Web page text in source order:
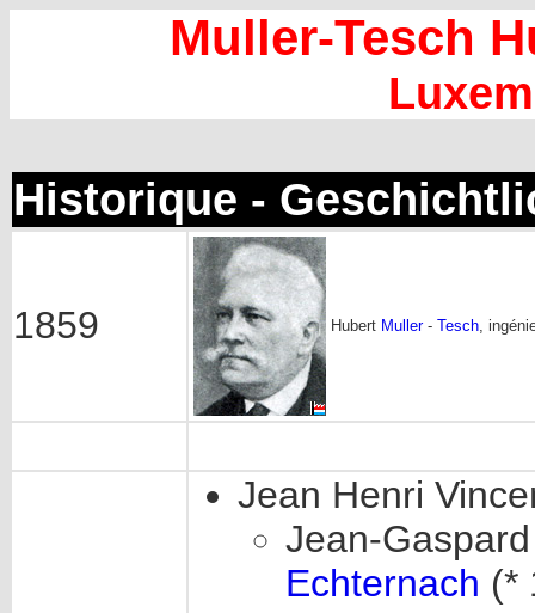
Muller-Tesch
Historique -
1859 Hubert Muller- Tesch,
Jean Henri
Jean-
Echternach (*